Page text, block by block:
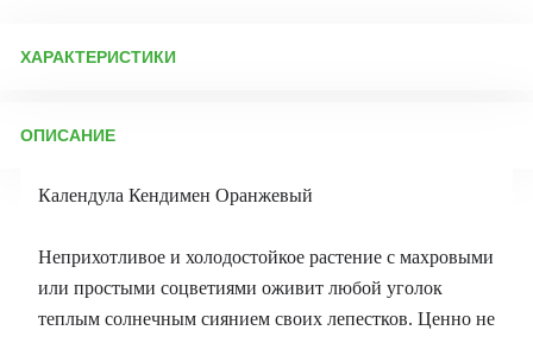
ХАРАКТЕРИСТИКИ
Бренд товара:
ОПИСАНИЕ
Календула Кендимен Оранжевый
Неприхотливое и холодостойкое растение с махровыми
или простыми соцветиями оживит любой уголок
теплым солнечным сиянием своих лепестков. Ценно не